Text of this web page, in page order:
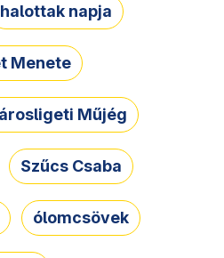
halottak napja
Menete
Műjég
Szűcs Csaba
ólomcsövek